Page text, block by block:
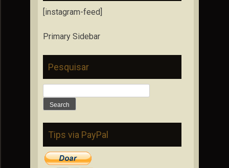
[instagram-feed]
Primary Sidebar
Pesquisar
for:
Tips via PayPal